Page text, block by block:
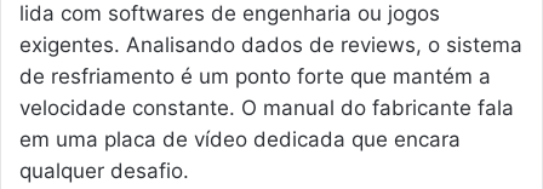
lida com softwares de engenharia ou jogos
exigentes. Analisando dados de reviews, o sistema
de resfriamento é um ponto forte que mantém a
velocidade constante. O manual do fabricante fala
em uma placa de vídeo dedicada que encara
qualquer desafio.